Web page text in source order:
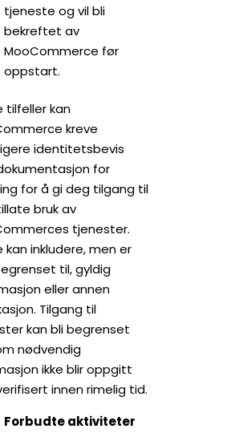
tjeneste og vil bli
bekreftet av
MooCommerce før
oppstart.
tilfeller kan
kreve
identitetsbevis
for
for å gi deg tilgang til
bruk av
tjenester.
kan inkludere, men er
til, gyldig
eller annen
Tilgang til
kan bli begrenset
nødvendig
ikke blir oppgitt
innen rimelig tid.
Forbudte aktiviteter